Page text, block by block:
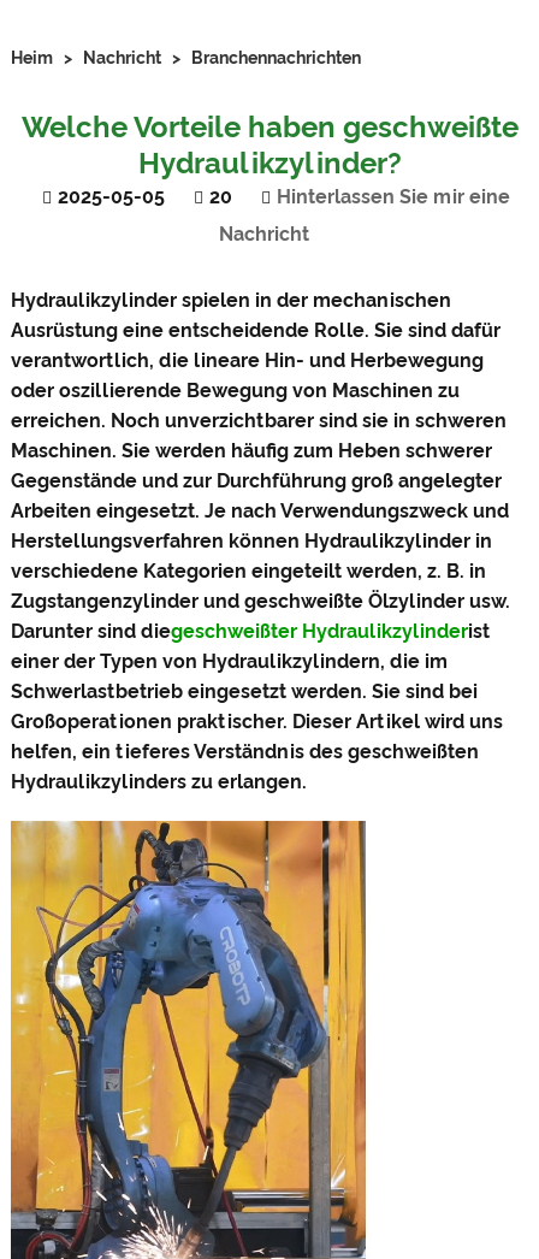
Heim > Nachricht > Branchennachrichten
Welche Vorteile haben geschweißte
Hydraulikzylinder?
2025-05-05 20
Hinterlassen Sie mir eine
Nachricht
Hydraulikzylinder spielen in der mechanischen
Ausrüstung eine entscheidende Rolle. Sie sind dafür
verantwortlich, die lineare Hin- und Herbewegung
oder oszillierende Bewegung von Maschinen zu
erreichen. Noch unverzichtbarer sind sie in schweren
Maschinen. Sie werden häufig zum Heben schwerer
Gegenstände und zur Durchführung groß angelegter
Arbeiten eingesetzt. Je nach Verwendungszweck und
Herstellungsverfahren können Hydraulikzylinder in
verschiedene Kategorien eingeteilt werden, z. B. in
Zugstangenzylinder und geschweißte Ölzylinder usw.
Darunter sind diegeschweißter Hydraulikzylinderist
einer der Typen von Hydraulikzylindern, die im
Schwerlastbetrieb eingesetzt werden. Sie sind bei
Großoperationen praktischer. Dieser Artikel wird uns
helfen, ein tieferes Verständnis des geschweißten
Hydraulikzylinders zu erlangen.